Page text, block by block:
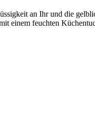
an Ihr und die
einem feuchten